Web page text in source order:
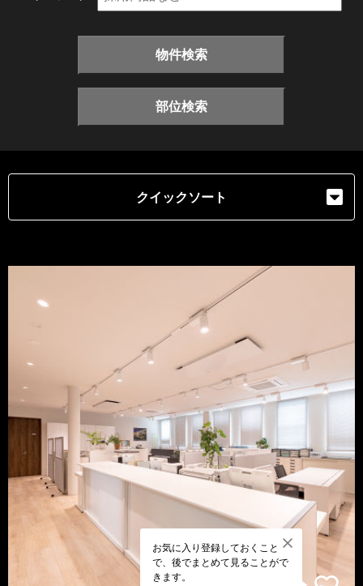
物件検索
部位検索
クイックソート
お気に入り登録しておくこと
で、後でまとめて見ることがで
きます。